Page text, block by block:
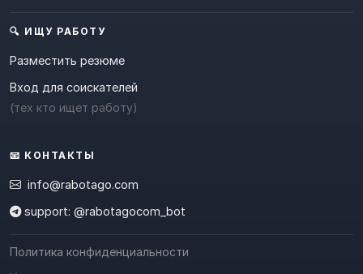
🔍 ИЩУ РАБОТУ
Разместить резюме
Вход для соискателей
(тех кто ищет работу)
📧 КОНТАКТЫ
info@rabotago.com
support: @rabotagocom_bot
Политика конфиденциальности